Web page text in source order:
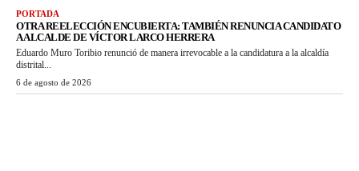
PORTADA
OTRA REELECCIÓN ENCUBIERTA: TAMBIÉN RENUNCIA CANDIDATO
A ALCALDE DE VÍCTOR LARCO HERRERA
Eduardo Muro Toribio renunció de manera irrevocable a la candidatura a la alcaldía
distrital...
6 de agosto de 2026